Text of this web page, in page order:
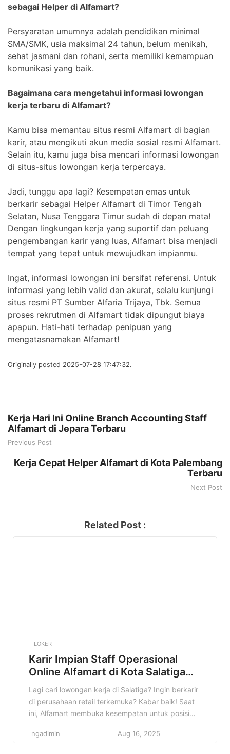
sebagai Helper di Alfamart?
Persyaratan umumnya adalah pendidikan minimal
SMA/SMK, usia maksimal 24 tahun, belum menikah,
sehat jasmani dan rohani, serta memiliki kemampuan
komunikasi yang baik.
Bagaimana cara mengetahui informasi lowongan
kerja terbaru di Alfamart?
Kamu bisa memantau situs resmi Alfamart di bagian
karir, atau mengikuti akun media sosial resmi Alfamart.
Selain itu, kamu juga bisa mencari informasi lowongan
di situs-situs lowongan kerja terpercaya.
Jadi, tunggu apa lagi? Kesempatan emas untuk
berkarir sebagai Helper Alfamart di Timor Tengah
Selatan, Nusa Tenggara Timur sudah di depan mata!
Dengan lingkungan kerja yang suportif dan peluang
pengembangan karir yang luas, Alfamart bisa menjadi
tempat yang tepat untuk mewujudkan impianmu.
Ingat, informasi lowongan ini bersifat referensi. Untuk
informasi yang lebih valid dan akurat, selalu kunjungi
situs resmi PT Sumber Alfaria Trijaya, Tbk. Semua
proses rekrutmen di Alfamart tidak dipungut biaya
apapun. Hati-hati terhadap penipuan yang
mengatasnamakan Alfamart!
Originally posted 2025-07-28 17:47:32.
Kerja Hari Ini Online Branch Accounting Staff
Alfamart di Jepara Terbaru
Previous Post
Kerja Cepat Helper Alfamart di Kota Palembang
Terbaru
Next Post
Related Post :
LOKER
Karir Impian Staff Operasional
Online Alfamart di Kota Salatiga
Terbaru
Lagi cari lowongan kerja di Salatiga? Ingin berkarir
di perusahaan retail terkemuka? Kabar baik! Saat
ini, Alfamart membuka kesempatan untuk posisi
ini sangat cocok buat kamu yang sedang mencari
ngadimin Aug 16, 2025